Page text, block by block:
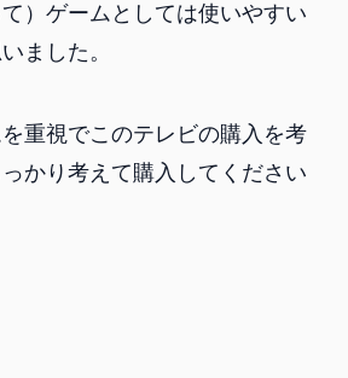
）ゲームとしては使いやすい
ました。
重視でこのテレビの購入を考
かり考えて購入してください